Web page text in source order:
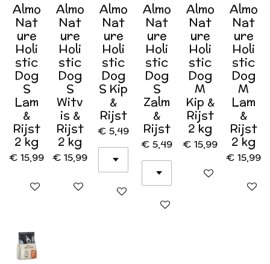
Almo
Nat
ure
Holi
stic
Dog
S
Lam
&
Rijst
2 kg
€ 15,99
In winkelwagen
Almo
Nat
ure
Holi
stic
Dog
S
Witv
is &
Rijst
2 kg
€ 15,99
In winkelwagen
Almo
Nat
ure
Holi
stic
Dog
S Kip
&
Rijst
€ 5,49
In winkelwagen
Almo
Nat
ure
Holi
stic
Dog
S
Zalm
&
Rijst
€ 5,49
In winkelwagen
Almo
Nat
ure
Holi
stic
Dog
M
Kip &
Rijst
2 kg
€ 15,99
In winkelwagen
Almo
Nat
ure
Holi
stic
Dog
M
Lam
&
Rijst
2 kg
€ 15,99
In